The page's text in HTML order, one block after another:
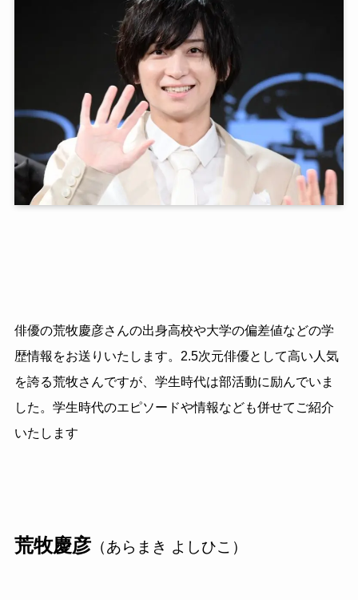
俳優の荒牧慶彦さんの出身高校や大学の偏差値などの学
歴情報をお送りいたします。2.5次元俳優として高い人気
を誇る荒牧さんですが、学生時代は部活動に励んでいま
した。学生時代のエピソードや情報なども併せてご紹介
いたします
荒牧慶彦（あらまき よしひこ）